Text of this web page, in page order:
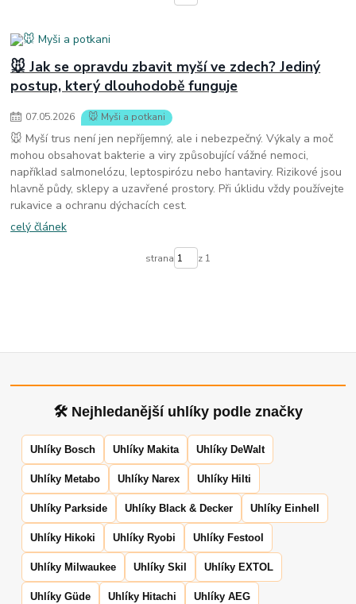
🐭 Jak se opravdu zbavit myší ve zdech? Jediný
postup, který dlouhodobě funguje
07.05.2026 🐭 Myši a potkani
🐭 Myší trus není jen nepříjemný, ale i nebezpečný. Výkaly a moč
mohou obsahovat bakterie a viry způsobující vážné nemoci,
například salmonelózu, leptospirózu nebo hantaviry. Rizikové jsou
hlavně půdy, sklepy a uzavřené prostory. Při úklidu vždy používejte
rukavice a ochranu dýchacích cest.
celý článek
strana z 1
🛠 Nejhledanější uhlíky podle značky
Uhlíky Bosch Uhlíky Makita Uhlíky DeWalt
Uhlíky Metabo Uhlíky Narex Uhlíky Hilti
Uhlíky Parkside Uhlíky Black & Decker Uhlíky Einhell
Uhlíky Hikoki Uhlíky Ryobi Uhlíky Festool
Uhlíky Milwaukee Uhlíky Skil Uhlíky EXTOL
Uhlíky Güde Uhlíky Hitachi Uhlíky AEG